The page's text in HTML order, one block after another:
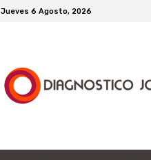
Jueves 6 Agosto, 2026